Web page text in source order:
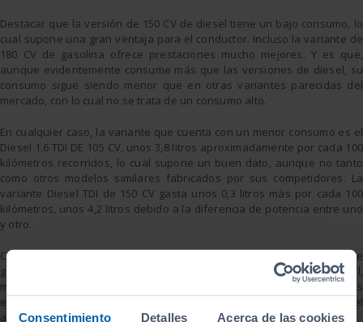
Consentimiento Detalles Acerca de las cookies
Destacar que la versión de 150 CV de diesel tiene un bajo consumo, lo
cual supone una gran ventaja para el conductor. Incluso la variante de
180 CV de gasolina ofrece prestaciones mucho mejores. Y es que,
aunque evidentemente consume más que las versiones de diesel, su
consumo sigue siendo menor que en otras variantes parecidas del
mercado, con lo cual no se trata de un consumo alto.
En cualquier caso, la variante que cuenta con un menor consumo es el
Diesel 1.6 TDI DE 105 CV, unos 3,8 litros aproximadamente por cada 100
kilómetros recorridos, lo cual supone un buen dato, aunque no tanto
como otros modelos similares fabricados por sus competidores. La
variante Diesel TDI de 150 CV gasta unos 0,3 litros más por cada 100
kilómetros, unos 4,2 litros debido a la diferencia de potencia entre uno
y otro.
Cabe destacar que recientemente ha aparecido una versión de
gasolina de 110 CV que además puede funcionar con gas natural,
mediante un carburante llamado “e-gas” cuyo principal componente es
el metano y que Audi ya está preparando la versión híbrida para el
año 2014, el A3 e-tron.